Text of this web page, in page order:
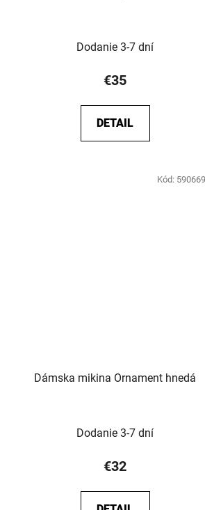
Dodanie 3-7 dní
€35
DETAIL
Dámska mikina Ornament hnedá
Dodanie 3-7 dní
€32
Kód: